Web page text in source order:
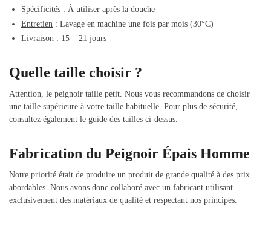
Spécificités : À utiliser après la douche
Entretien : Lavage en machine une fois par mois (30°C)
Livraison : 15 – 21 jours
Quelle taille choisir ?
Attention, le peignoir taille petit. Nous vous recommandons de choisir
une taille supérieure à votre taille habituelle. Pour plus de sécurité,
consultez également le guide des tailles ci-dessus.
Fabrication du Peignoir Épais Homme
Notre priorité était de produire un produit de grande qualité à des prix
abordables. Nous avons donc collaboré avec un fabricant utilisant
exclusivement des matériaux de qualité et respectant nos principes.